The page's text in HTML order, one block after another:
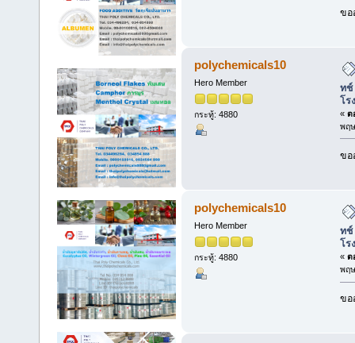
ขอ
polychemicals10
Hero Member
กระทู้: 4880
ทช์
โร
« ต
พฤ
ขอ
polychemicals10
Hero Member
กระทู้: 4880
ทช์
โร
« ต
พฤ
ขอ